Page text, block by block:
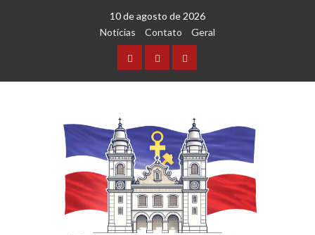
10 de agosto de 2026
Notícias
Contato Geral